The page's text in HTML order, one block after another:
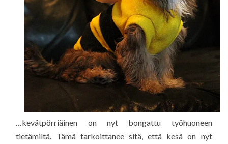
…kevätpörriäinen on nyt bongattu työhuoneen
tietämiltä. Tämä tarkoittanee sitä, että kesä on nyt